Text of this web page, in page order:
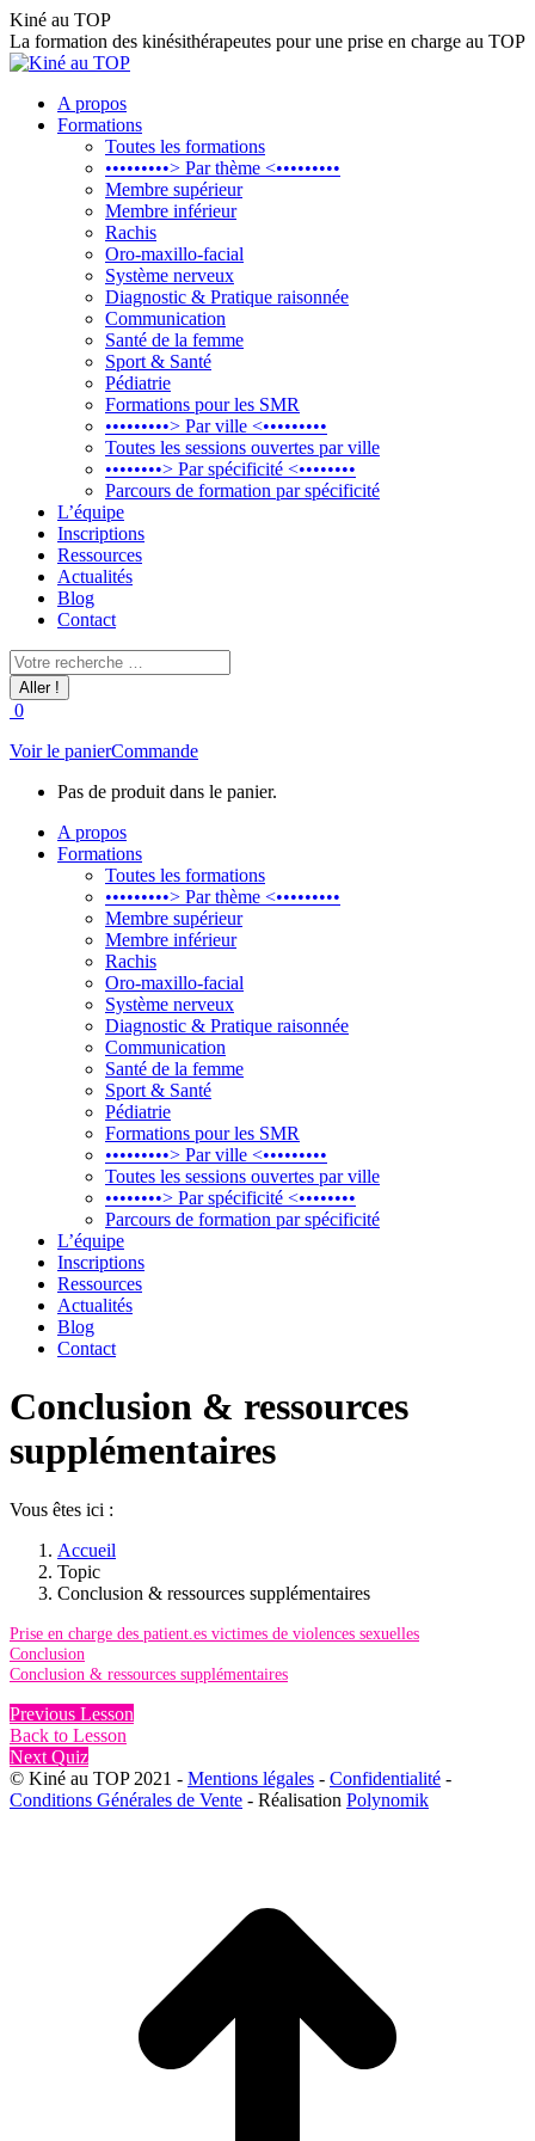
Aller
au
contenu
Kiné au TOP
La formation des kinésithérapeutes pour une prise en charge au TOP
A propos
Formations
Toutes les formations
•••••••••> Par thème <•••••••••
Membre supérieur
Membre inférieur
Rachis
Oro-maxillo-facial
Système nerveux
Diagnostic & Pratique raisonnée
Communication
Santé de la femme
Sport & Santé
Pédiatrie
Formations pour les SMR
•••••••••> Par ville <•••••••••
Toutes les sessions ouvertes par ville
••••••••> Par spécificité <••••••••
Parcours de formation par spécificité
L’équipe
Inscriptions
Ressources
Actualités
Blog
Contact
Recherche
:
0
Voir le panierCommande
Pas de produit dans le panier.
A propos
Formations
Toutes les formations
•••••••••> Par thème <•••••••••
Membre supérieur
Membre inférieur
Rachis
Oro-maxillo-facial
Système nerveux
Diagnostic & Pratique raisonnée
Communication
Santé de la femme
Sport & Santé
Pédiatrie
Formations pour les SMR
•••••••••> Par ville <•••••••••
Toutes les sessions ouvertes par ville
••••••••> Par spécificité <••••••••
Parcours de formation par spécificité
L’équipe
Inscriptions
Ressources
Actualités
Blog
Contact
Conclusion & ressources
supplémentaires
Vous êtes ici :
Accueil
Topic
Conclusion & ressources supplémentaires
Prise en charge des patient.es victimes de violences sexuelles
Conclusion
Conclusion & ressources supplémentaires
Previous Lesson
Back to Lesson
Next Quiz
© Kiné au TOP 2021 - Mentions légales - Confidentialité -
Conditions Générales de Vente - Réalisation Polynomik